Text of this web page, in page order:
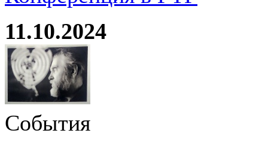
11.10.2024
События